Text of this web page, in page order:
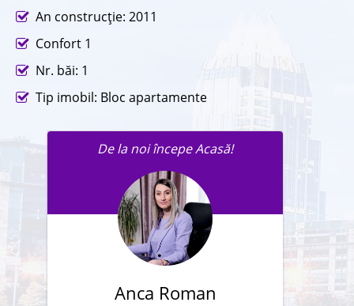
An construcţie: 2011
Confort 1
Nr. băi: 1
Tip imobil: Bloc apartamente
De la noi începe Acasă!
Anca Roman
Trimite un mesaj agentului în
legatură cu această proprietate.